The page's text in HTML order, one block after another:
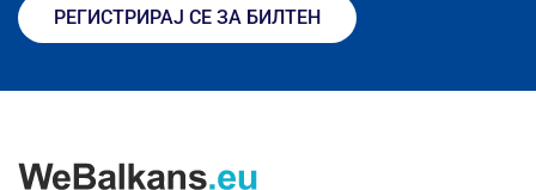
РЕГИСТРИРАЈ СЕ ЗА БИЛТЕН